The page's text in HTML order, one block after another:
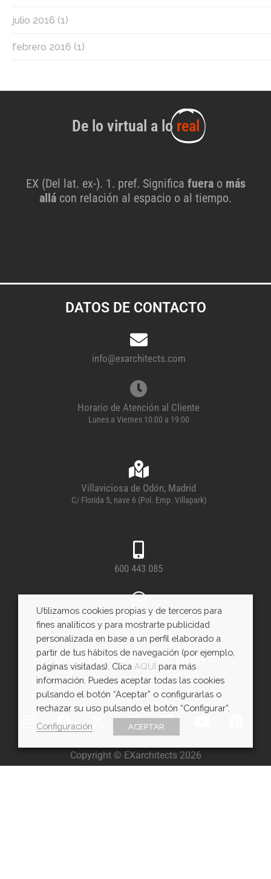
julio 2016 (1)
febrero 2016 (1)
De lo virtual a lo real
EX (Del lat. ex-). 1. pref. Significa fuera o más
allá con relación al espacio o al tiempo.
DATOS DE CONTACTO
info@exarchitects.com
Horario de Atención al Cliente
Lunes a Viernes 10:00 a 19:00
Villaviciosa de Odón, Madrid
C/ Florida 5, nave 6 (Pol. Emp. Villapark)
600 443 085
WhatsApp
SÍGUENOS E INSPÍRATE
Copyright © EXarchitects 2026
Utilizamos cookies propias y de terceros para
fines analíticos y para mostrarte publicidad
personalizada en base a un perfil elaborado a
partir de tus hábitos de navegación (por ejemplo,
páginas visitadas). Clica AQUÍ para más
información. Puedes aceptar todas las cookies
pulsando el botón “Aceptar” o configurarlas o
rechazar su uso pulsando el botón “Configurar”.
Configuración
ACEPTAR